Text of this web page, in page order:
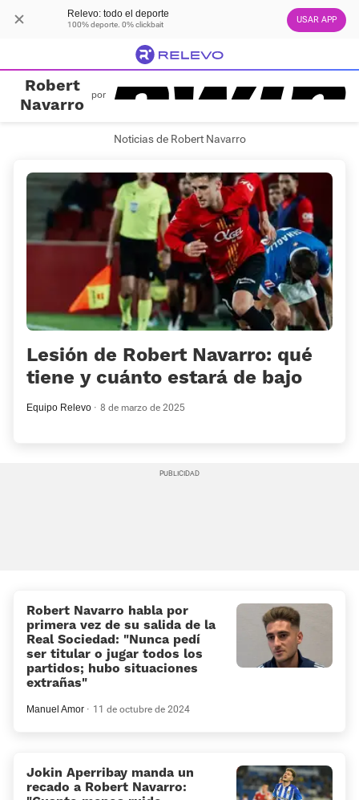
Relevo: todo el deporte
100% deporte. 0% clickbait USAR APP
Robert
Navarro
por
Noticias de Robert Navarro
Lesión de Robert Navarro: qué
tiene y cuánto estará de bajo
Equipo Relevo 8 de marzo de 2025
Robert Navarro habla por
primera vez de su salida de la
Real Sociedad: «Nunca pedí
ser titular o jugar todos los
partidos; hubo situaciones
extrañas»
Manuel Amor 11 de octubre de 2024
Jokin Aperribay manda un
recado a Robert Navarro: